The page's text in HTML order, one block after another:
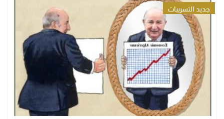
جديد التسريبات